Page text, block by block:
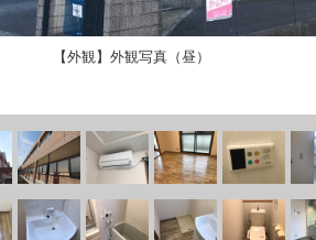
【外観】外観写真（昼）